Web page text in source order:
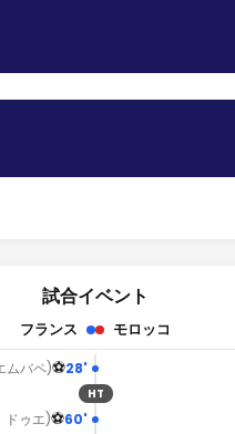
試合イベント
フランス モロッコ
28'
⚽
ムバペ)
HT
60'
⚽
ドゥエ)